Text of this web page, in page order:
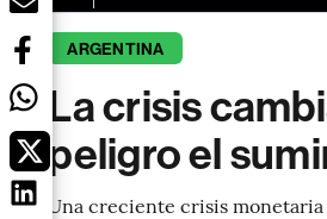
ARGENTINA
La crisis
peligro el
Una creciente crisis